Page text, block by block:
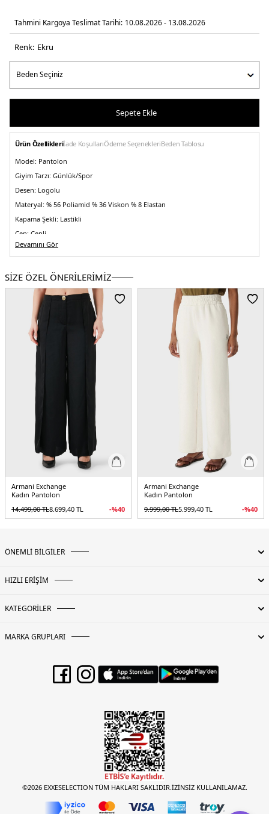
Tahmini Kargoya Teslimat Tarihi: 10.08.2026 - 13.08.2026
Renk: ekru
Sepete Ekle
Ürün Özellikleriİade KoşullarıÖdeme SeçenekleriBeden Tablosu
Model: Pantolon
Giyim Tarzı: Günlük/Spor
Desen: Logolu
Materyal: % 56 Poliamid % 36 Viskon % 8 Elastan
Kapama Şekli: Lastikli
Cep: Cepli
Paça Tipi:Lastikli Paça
Menşei:Kamboçya
5DK2XW001011AF16111U1003.69
Devamını Gör
SİZE ÖZEL ÖNERİLERİMİZ
Armani Exchange
Kadın Pantolon
14.499,00TL8.699,40 TL -%40
Armani Exchange
Kadın Pantolon
9.999,00TL5.999,40 TL -%40
ÖNEMLİ BİLGİLER
HIZLI ERİŞİM
KATEGORİLER
MARKA GRUPLARI
©2026 EXXESELECTION TÜM HAKLARI SAKLIDIR.İZİNSİZ KULLANILAMAZ.